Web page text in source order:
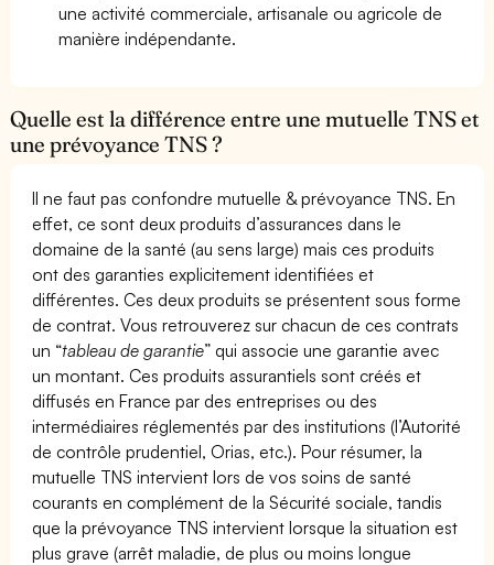
une activité commerciale, artisanale ou agricole de
manière indépendante.
Quelle est la différence entre une mutuelle TNS et
une prévoyance TNS ?
Il ne faut pas confondre mutuelle & prévoyance TNS. En
effet, ce sont deux produits d’assurances dans le
domaine de la santé (au sens large) mais ces produits
ont des garanties explicitement identifiées et
différentes. Ces deux produits se présentent sous forme
de contrat. Vous retrouverez sur chacun de ces contrats
un “tableau de garantie” qui associe une garantie avec
un montant. Ces produits assurantiels sont créés et
diffusés en France par des entreprises ou des
intermédiaires réglementés par des institutions (l’Autorité
de contrôle prudentiel, Orias, etc.). Pour résumer, la
mutuelle TNS intervient lors de vos soins de santé
courants en complément de la Sécurité sociale, tandis
que la prévoyance TNS intervient lorsque la situation est
plus grave (arrêt maladie, de plus ou moins longue